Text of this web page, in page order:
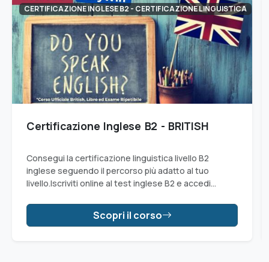
CERTIFICAZIONE INGLESE B2 - CERTIFICAZIONE LINGUISTICA
Certificazione Inglese B2 - BRITISH
Consegui la certificazione linguistica livello B2
inglese seguendo il percorso più adatto al tuo
livello.Iscriviti online al test inglese B2 e accedi
Scopri il corso